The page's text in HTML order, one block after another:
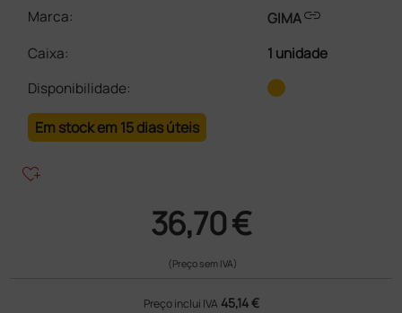
Marca:
GIMAlink
Caixa:
1 unidade
Disponibilidade:
Em stock em 15 dias úteis
heart_plus
36,70 €
(Preço sem IVA)
Preço inclui IVA 45,14 €